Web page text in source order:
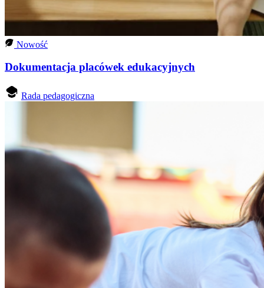
Nowość
Dokumentacja placówek edukacyjnych
Rada pedagogiczna